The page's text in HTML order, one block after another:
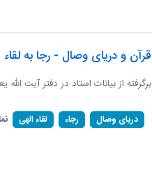
قرآن و دریای وصال - رجا به لقاء
برگرفته از بیانات استاد در دفتر آیت الله
دریای وصال رجاء لقاء الهی